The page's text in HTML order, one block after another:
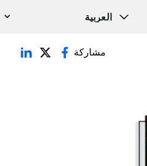
مشاركة